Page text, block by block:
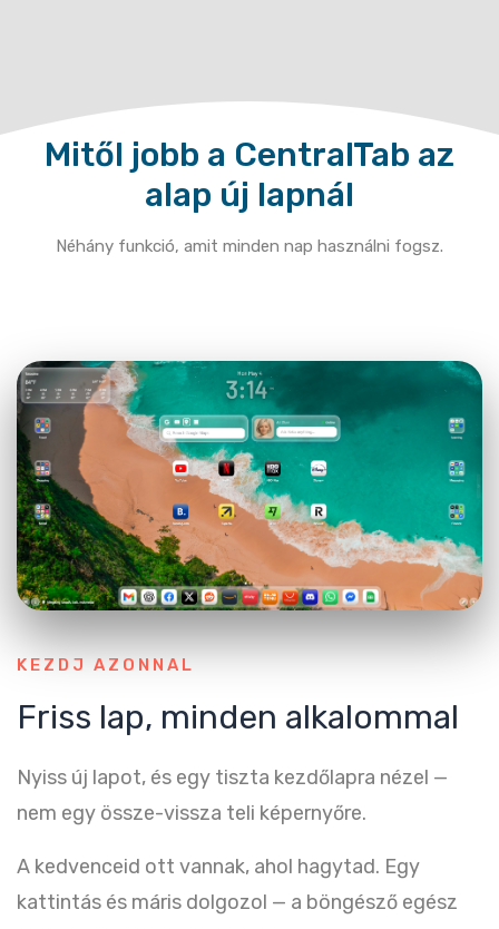
Mitől jobb a CentralTab az
alap új lapnál
Néhány funkció, amit minden nap használni fogsz.
KEZDJ AZONNAL
Friss lap, minden alkalommal
Nyiss új lapot, és egy tiszta kezdőlapra nézel —
nem egy össze-vissza teli képernyőre.
A kedvenceid ott vannak, ahol hagytad. Egy
kattintás és máris dolgozol — a böngésző egész